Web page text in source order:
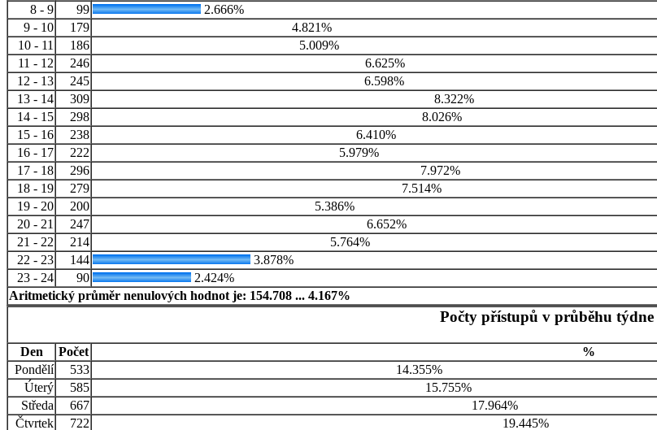
8 - 9
99
2.666%
9 - 10
179
4.821%
10 - 11
186
5.009%
11 - 12
246
6.625%
12 - 13
245
6.598%
13 - 14
309
8.322%
14 - 15
298
8.026%
15 - 16
238
6.410%
16 - 17
222
5.979%
17 - 18
296
7.972%
18 - 19
279
7.514%
19 - 20
200
5.386%
20 - 21
247
6.652%
21 - 22
214
5.764%
22 - 23
144
3.878%
23 - 24
90
2.424%
Aritmetický průměr nenulových hodnot je: 154.708 ... 4.167%
Počty přístupů v průběhu týdne
Den Počet
%
Pondělí
533
14.355%
Úterý
585
15.755%
Středa
667
17.964%
Čtvrtek
722 19.445%